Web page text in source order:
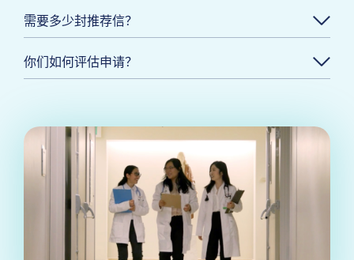
需要多少封推荐信？
你们如何评估申请？